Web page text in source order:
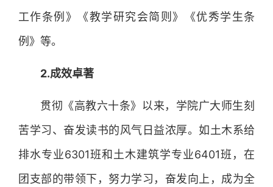
工作条例》《教学研究会简则》《优秀学生条
例》等。
2.成效卓著
贯彻《高教六十条》以来，学院广大师生刻
苦学习、奋发读书的风气日益浓厚。如土木系给
排水专业6301班和土木建筑学专业6401班，在
团支部的带领下，努力学习，奋发向上，成为全